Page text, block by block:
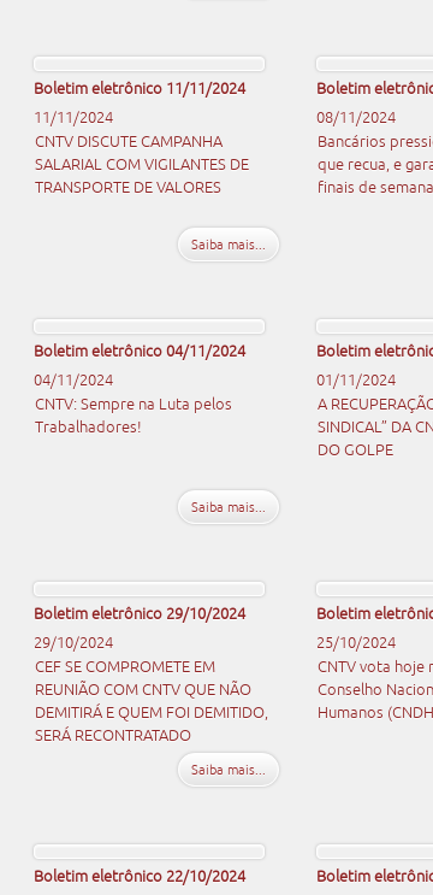
Boletim eletrônico 11/11/2024
11/11/2024
CNTV DISCUTE CAMPANHA
SALARIAL COM VIGILANTES DE
TRANSPORTE DE VALORES
Saiba mais...
Boletim
08/11/2024
Bancários
que recua, e
finais de semana
Boletim eletrônico 04/11/2024
04/11/2024
CNTV: Sempre na Luta pelos
Trabalhadores!
Saiba mais...
Boletim
01/11/2024
A
SINDICAL” DA
DO GOLPE
Boletim eletrônico 29/10/2024
29/10/2024
CEF SE COMPROMETE EM
REUNIÃO COM CNTV QUE NÃO
DEMITIRÁ E QUEM FOI DEMITIDO,
SERÁ RECONTRATADO
Saiba mais...
Boletim
25/10/2024
CNTV vota hoje
Conselho
Humanos
Boletim eletrônico 22/10/2024
Boletim